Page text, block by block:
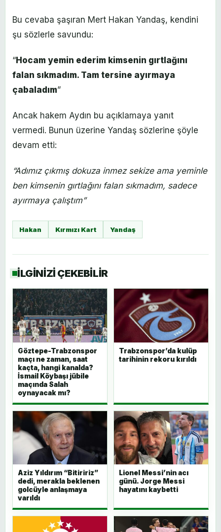
Bu cevaba şaşıran Mert Hakan Yandaş, kendini
şu sözlerle savundu:
“Hocam yemin ederim kimsenin gırtlağını
falan sıkmadım. Tam tersine ayırmaya
çabaladım”
Ancak hakem Aydın bu açıklamaya yanıt
vermedi. Bunun üzerine Yandaş sözlerine şöyle
devam etti:
“Adımız çıkmış dokuza inmez sekize ama yeminle
ben kimsenin gırtlağını falan sıkmadım, sadece
ayırmaya çalıştım”
Hakan Kırmızı Kart Yandaş
İLGİNİZİ ÇEKEBİLİR
Göztepe-Trabzonspor
maçı ne zaman, saat
kaçta, hangi kanalda?
İsmail Köybaşı jübile
maçında Salah
oynayacak mı?
Trabzonspor’da kulüp
tarihinin rekoru kırıldı
Aziz Yıldırım “Bitiririz”
dedi, merakla beklenen
golcüyle anlaşmaya
varıldı
Lionel Messi’nin acı
günü. Jorge Messi
hayatını kaybetti